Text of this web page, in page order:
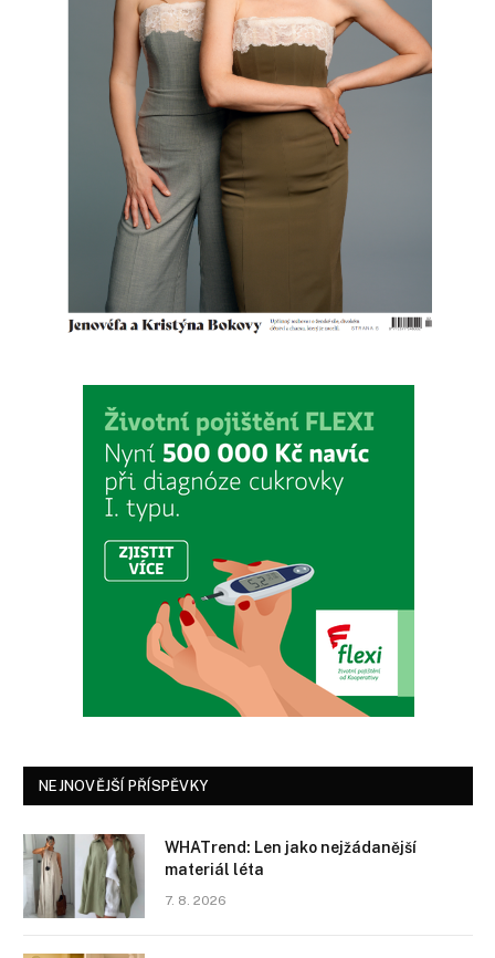
NEJNOVĚJŠÍ PŘÍSPĚVKY
WHATrend: Len jako nejžádanější
materiál léta
7. 8. 2026